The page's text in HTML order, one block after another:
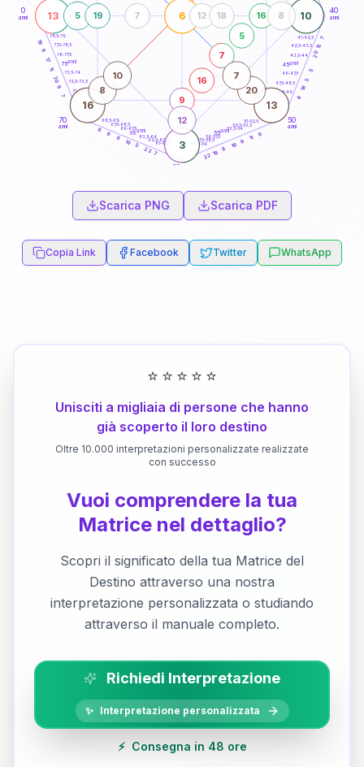
0
anni
40
anni
50
anni
60
70
anni
41-42,5
42,5-43,5
43,5-44
46-47,5
47,5-48,5
48,5-49
51-52,5
52,5-53,5
53,5-54
56-57,5
57,5-58,5
58,5-59
61-62,5
62,5-63,5
63,5-64
66-67,5
67,5-68,5
68,5-69
71-72,5
72,5-73,5
73,5-74
76-77,5
77,5-78,5
78,5-79 7
15
20
5
5
18
4
6
11
9
16
8
19
22
7
22
5
19
9
8
6
7
9
20
11
17
6
19
13 10
3
6
16 13
9
16
7
5
16
5 8
12
19 12 18
7
8
10
20
7
45anni
55anni
65anni
75anni
Scarica PNG Scarica PDF
Copia Link Facebook Twitter WhatsApp
⭐ ⭐ ⭐ ⭐ ⭐
Unisciti a migliaia di persone che hanno
già scoperto il loro destino
Oltre 10.000 interpretazioni personalizzate realizzate
con successo
Vuoi comprendere la tua
Matrice nel dettaglio?
Scopri il significato della tua Matrice del
Destino attraverso una nostra
interpretazione personalizzata o studiando
attraverso il manuale completo.
Richiedi Interpretazione
✨ Interpretazione personalizzata
⚡ Consegna in 48 ore